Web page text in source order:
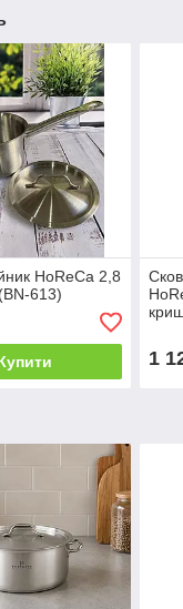
HoReCa 2,8
613)
1